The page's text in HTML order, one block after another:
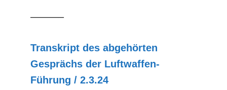
––––––
Transkript des abgehörten
Gesprächs der Luftwaffen-
Führung / 2.3.24